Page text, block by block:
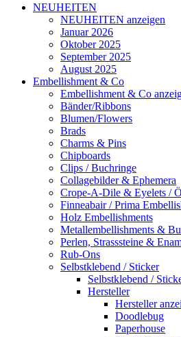
NEUHEITEN
NEUHEITEN anzeigen
Januar 2026
Oktober 2025
September 2025
August 2025
Embellishment & Co
Embellishment & Co
Bänder/Ribbons
Blumen/Flowers
Brads
Charms & Pins
Chipboards
Clips / Buchringe
Collagebilder & Ephemera
Crope-A-Dile & Eyelets /
Finneabair / Prima
Holz Embellishments
Metallembellishments &
Perlen, Strasssteine &
Rub-Ons
Selbstklebend / Sticker
Selbstklebend /
Hersteller
Hersteller
Doodlebug
Paperhouse